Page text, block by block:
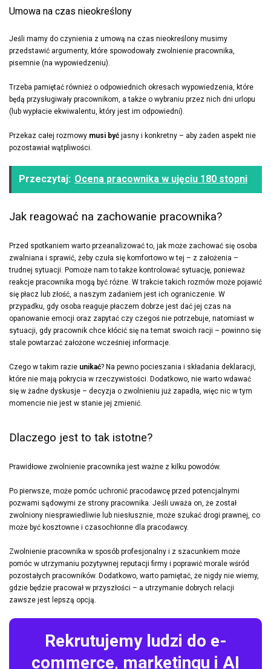
Umowa na czas nieokreślony
Jeśli mamy do czynienia z umową na czas nieokreślony musimy
przedstawić argumenty, które spowodowały zwolnienie pracownika,
pisemnie (na wypowiedzeniu).
Trzeba pamiętać również o odpowiednich okresach wypowiedzenia, które
będą przysługiwały pracownikom, a także o wybraniu przez nich dni urlopu
(lub wypłacie ekwiwalentu, który jest im odpowiedni).
Przekaz całej rozmowy musi być jasny i konkretny – aby żaden aspekt nie
pozostawiał wątpliwości.
Przeczytaj: Ocena pracownika w ujęciu 180 stopni
Jak reagować na zachowanie pracownika?
Przed spotkaniem warto przeanalizować to, jak może zachować się osoba
zwalniana i sprawić, żeby czuła się komfortowo w tej – z założenia –
trudnej sytuacji. Pomoże nam to także kontrolować sytuację, ponieważ
reakcje pracownika mogą być różne. W trakcie takich rozmów może pojawić
się płacz lub złość, a naszym zadaniem jest ich ograniczenie. W
przypadku, gdy osoba reaguje płaczem dobrze jest dać jej czas na
opanowanie emocji oraz zapytać czy czegoś nie potrzebuje, natomiast w
sytuacji, gdy pracownik chce kłócić się na temat swoich racji – powinno się
stale powtarzać założone wcześniej informacje.
Czego w takim razie unikać? Na pewno pocieszania i składania deklaracji,
które nie mają pokrycia w rzeczywistości. Dodatkowo, nie warto wdawać
się w żadne dyskusje – decyzja o zwolnieniu już zapadła, więc nic w tym
momencie nie jest w stanie jej zmienić.
Dlaczego jest to tak istotne?
Prawidłowe zwolnienie pracownika jest ważne z kilku powodów.
Po pierwsze, może pomóc uchronić pracodawcę przed potencjalnymi
pozwami sądowymi ze strony pracownika. Jeśli uważa on, że został
zwolniony niesprawiedliwie lub niesłusznie, może szukać drogi prawnej, co
może być kosztowne i czasochłonne dla pracodawcy.
Zwolnienie pracownika w sposób profesjonalny i z szacunkiem może
pomóc w utrzymaniu pozytywnej reputacji firmy i poprawić morale wśród
pozostałych pracowników. Dodatkowo, warto pamiętać, że nigdy nie wiemy,
gdzie będzie pracował w przyszłości – a utrzymanie dobrych relacji
zawsze jest lepszą opcją.
Rekrutujemy ludzi do e-
commerce, marketingu i AI